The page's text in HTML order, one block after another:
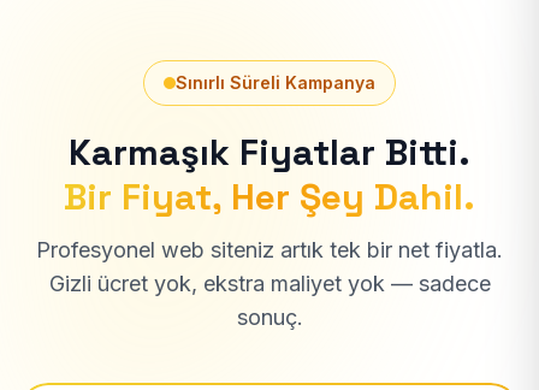
Sınırlı Süreli Kampanya
Karmaşık Fiyatlar Bitti.
Bir Fiyat, Her Şey Dahil.
Profesyonel web siteniz artık tek bir net fiyatla.
Gizli ücret yok, ekstra maliyet yok — sadece
sonuç.